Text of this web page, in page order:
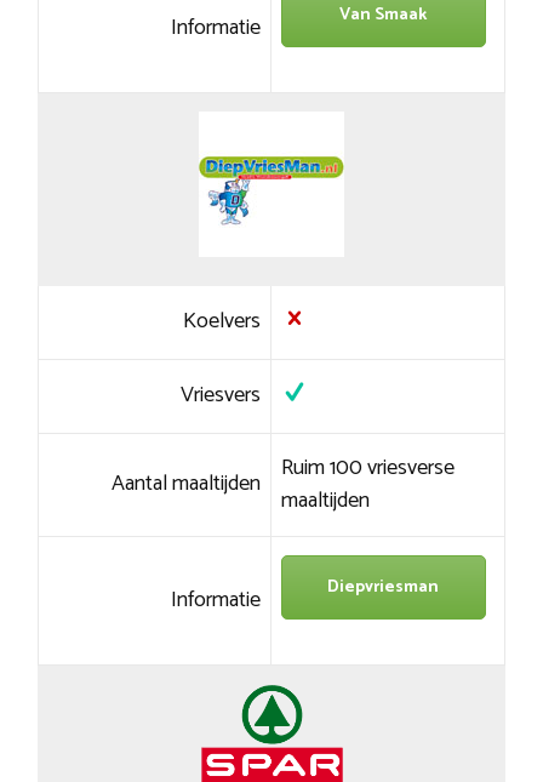
Informatie Van Smaak
Koelvers
Vriesvers
Aantal maaltijden Ruim 100 vriesverse
maaltijden
Informatie Diepvriesman